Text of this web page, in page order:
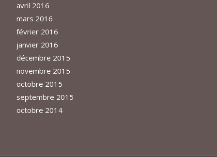
avril 2016
mars 2016
février 2016
janvier 2016
décembre 2015
novembre 2015
octobre 2015
septembre 2015
octobre 2014